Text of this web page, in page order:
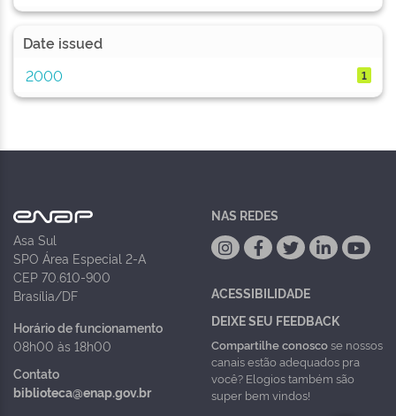
Date issued
2000
1
Asa Sul
SPO Área Especial 2-A
CEP 70.610-900
Brasília/DF
Horário de funcionamento
08h00 às 18h00
Contato
biblioteca@enap.gov.br
NAS REDES
ACESSIBILIDADE
DEIXE SEU FEEDBACK
Compartilhe conoscose nossos
canais estão adequados pra
você? Elogios também são
super bem vindos!